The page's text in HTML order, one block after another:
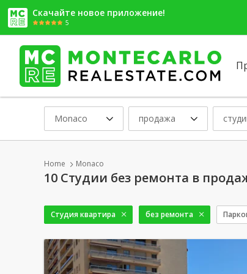
Скачайте новое приложение!
5
Monaco продажа
Home Monaco
10 Студии без ремонта в
Студия квартира без ремонта